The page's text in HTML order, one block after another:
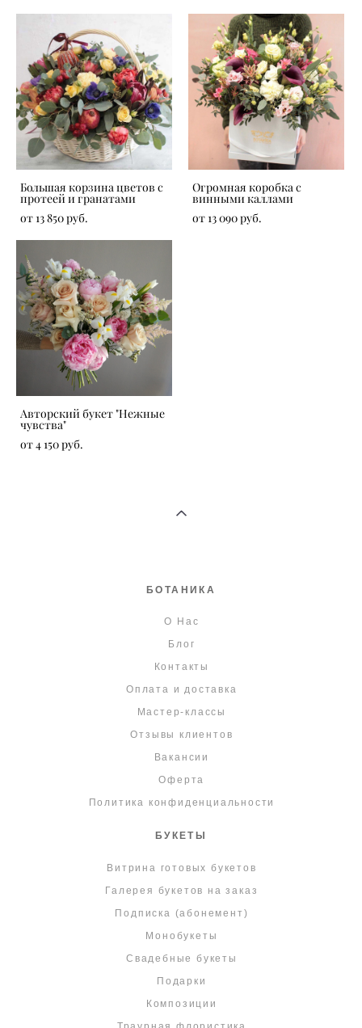
Большая корзина цветов с
протеей и гранатами
от 13 850 pуб.
Огромная коробка с
винными каллами
от 13 090 pуб.
Авторский букет "Нежные
чувства"
от 4 150 pуб.
БОТАНИКА
О Нас
Блог
Контакты
Оплата и доставка
Мастер-классы
Отзывы клиентов
Вакансии
Оферта
Политика конфиденциальности
БУКЕТЫ
Витрина готовых букетов
Галерея букетов на заказ
Подписка (абонемент)
Монобукеты
Свадебные букеты
Подарки
Композиции